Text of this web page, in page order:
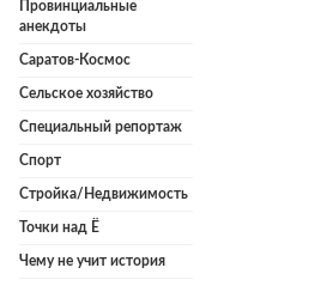
Провинциальные
анекдоты
Саратов-Космос
Сельское хозяйство
Специальный репортаж
Спорт
Стройка/Недвижимость
Точки над Ё
Чему не учит история